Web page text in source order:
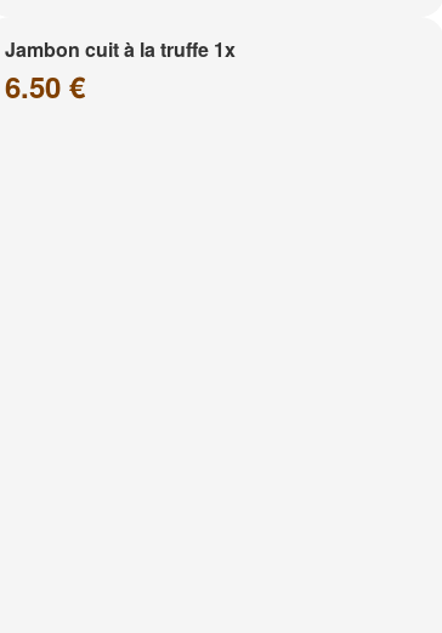
Jambon cuit à la truffe 1x
6.50 €